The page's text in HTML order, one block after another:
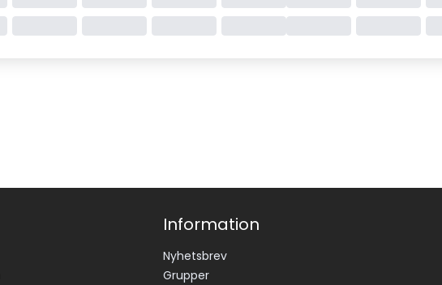
Information
Nyhetsbrev
Grupper